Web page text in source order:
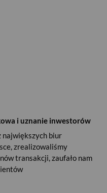
i uznanie inwestorów
największych biur
zrealizowaliśmy
transakcji, zaufało nam